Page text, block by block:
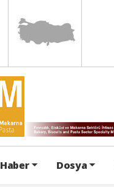
Haber Dosya